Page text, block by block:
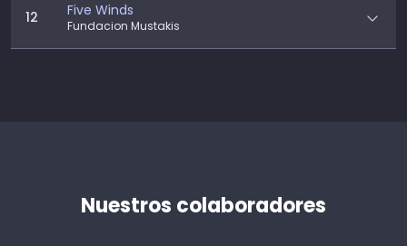
12 Five Winds
Fundacion Mustakis
Nuestros colaboradores